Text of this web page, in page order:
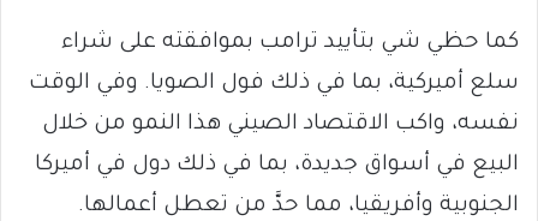
كما حظي شي بتأييد ترامب بموافقته على شراء
سلع أميركية، بما في ذلك فول الصويا. وفي الوقت
نفسه، واكب الاقتصاد الصيني هذا النمو من خلال
البيع في أسواق جديدة، بما في ذلك دول في أميركا
الجنوبية وأفريقيا، مما حدَّ من تعطل أعمالها.